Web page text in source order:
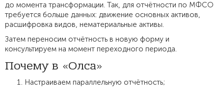
до момента трансформации. Так, для отчётности по МФСО
требуется больше данных: движение основных активов,
расшифровка видов, нематериальные активы.
Затем переносим отчётность в новую форму и
консультируем на момент переходного периода.
Почему в «Олса»
Настраиваем параллельную отчётность;